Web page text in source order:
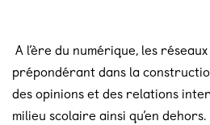
A l’ère du numérique, les
prépondérant dans la
des opinions et des relations
milieu scolaire ainsi qu’en dehors.